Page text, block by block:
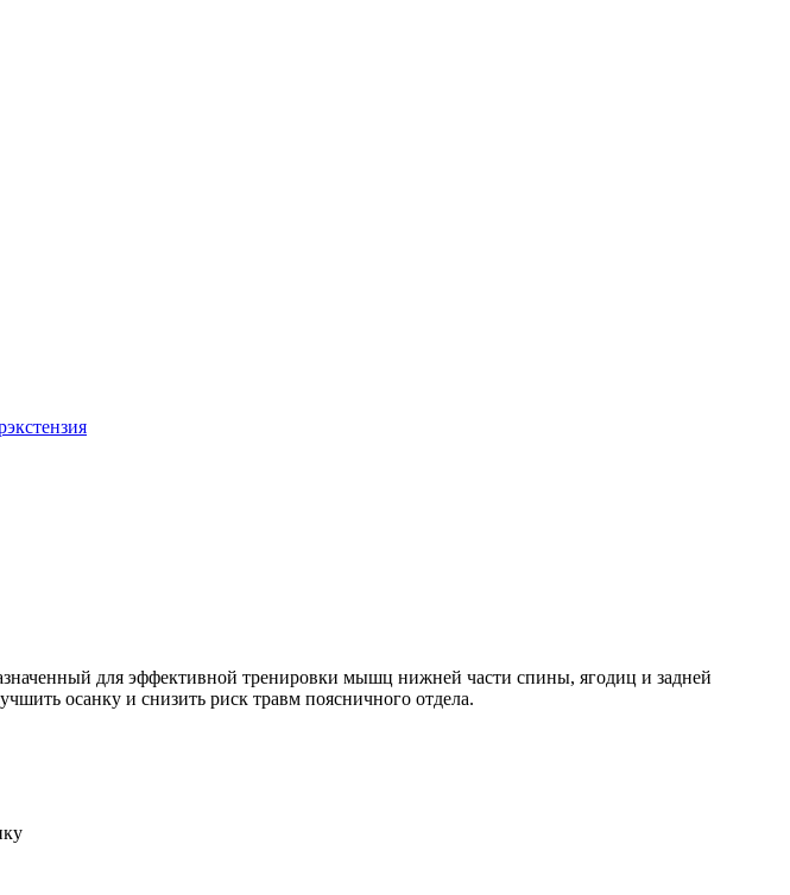
для эффективной тренировки мышц нижней части спины, ягодиц и задней
осанку и снизить риск травм поясничного отдела.